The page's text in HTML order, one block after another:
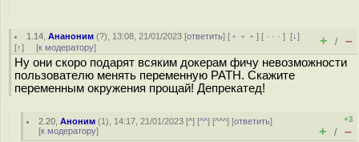
1.14 ,Ананоним (?), 13:08, 21/01/2023 [ответить] [ ﹢﹢﹢] [ · · ·][↓]
[↑] [к модератору] + / –
Ну они скоро подарят всяким докерам фичу невозможности
пользователю менять переменную PATH. Скажите
переменным окружения прощай! Депрекатед!
2.20 ,Аноним (1), 14:17, 21/01/2023 [^] [^^] [^^^] [ответить]
[к модератору]
+3
+ / –